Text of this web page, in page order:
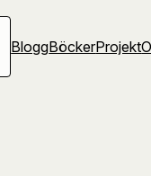
BloggBöckerProjekt